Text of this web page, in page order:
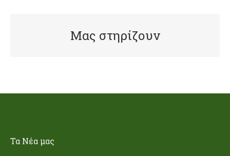
Μας στηρίζουν
Τα Nέα μας